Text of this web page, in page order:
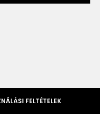
FELTÉTELEK